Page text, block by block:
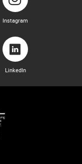
Instagram
LinkedIn